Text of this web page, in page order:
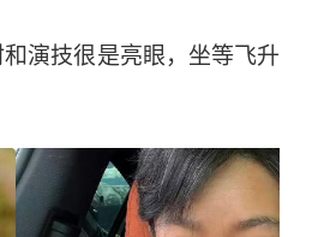
演技很是亮眼，坐等飞升